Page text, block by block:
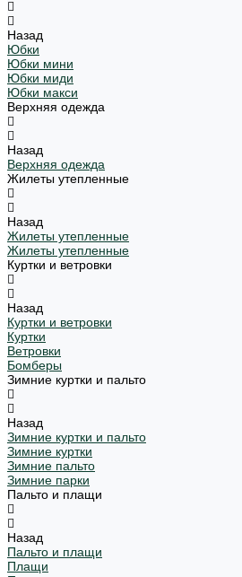
Назад
Юбки
Юбки мини
Юбки миди
Юбки макси
Верхняя одежда
Назад
Верхняя одежда
Жилеты утепленные
Назад
Жилеты утепленные
Жилеты утепленные
Куртки и ветровки
Назад
Куртки и ветровки
Куртки
Ветровки
Бомберы
Зимние куртки и пальто
Назад
Зимние куртки и пальто
Зимние куртки
Зимние пальто
Зимние парки
Пальто и плащи
Назад
Пальто и плащи
Плащи